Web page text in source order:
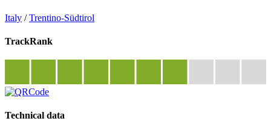
Italy /Trentino-Südtirol
TrackRank
Technical data